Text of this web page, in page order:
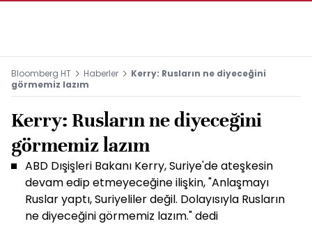
Bloomberg HT Haberler
Kerry: Rusların ne diyeceğini
görmemiz lazım
Kerry: Rusların ne diyeceğini
görmemiz lazım
ABD Dışişleri Bakanı Kerry, Suriye'de ateşkesin
devam edip etmeyeceğine ilişkin, "Anlaşmayı
Ruslar yaptı, Suriyeliler değil. Dolayısıyla Rusların
ne diyeceğini görmemiz lazım." dedi